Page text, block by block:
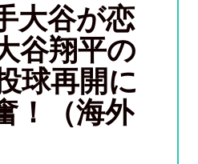
大谷が恋
谷翔平の
球再開に
！（海外